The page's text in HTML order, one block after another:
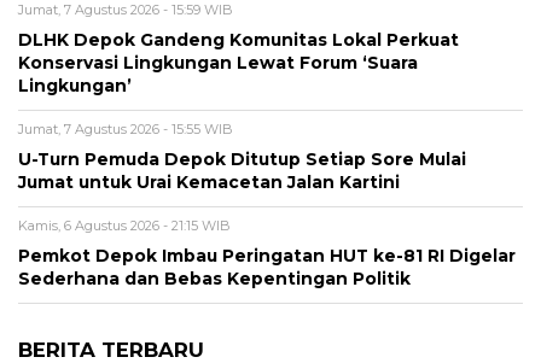
Jumat, 7 Agustus 2026 - 15:59 WIB
DLHK Depok Gandeng Komunitas Lokal Perkuat
Konservasi Lingkungan Lewat Forum ‘Suara
Lingkungan’
Jumat, 7 Agustus 2026 - 15:55 WIB
U-Turn Pemuda Depok Ditutup Setiap Sore Mulai
Jumat untuk Urai Kemacetan Jalan Kartini
Kamis, 6 Agustus 2026 - 21:15 WIB
Pemkot Depok Imbau Peringatan HUT ke-81 RI Digelar
Sederhana dan Bebas Kepentingan Politik
BERITA TERBARU